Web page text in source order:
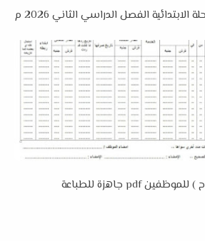
الفصل الدراسي الثاني 2026 م